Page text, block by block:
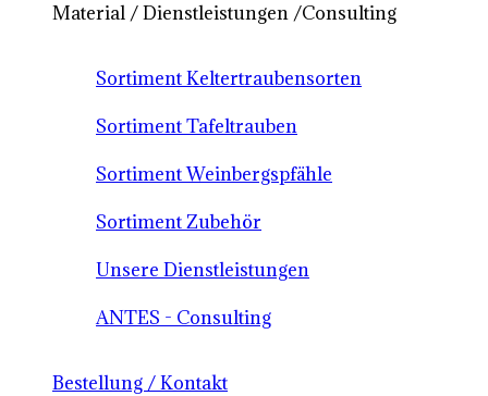
Material / Dienstleistungen /Consulting
Sortiment Keltertraubensorten
Sortiment Tafeltrauben
Sortiment Weinbergspfähle
Sortiment Zubehör
Unsere Dienstleistungen
ANTES - Consulting
Bestellung / Kontakt